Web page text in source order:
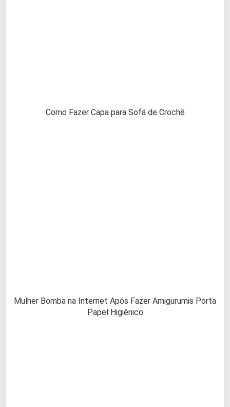
Como Fazer Capa para Sofá de Crochê
Mulher Bomba na Internet Após Fazer Amigurumis Porta
Papel Higiênico